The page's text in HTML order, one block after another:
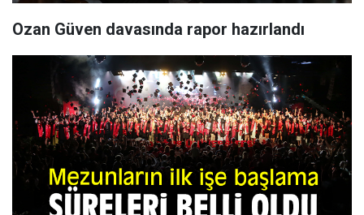
Ozan Güven davasında rapor hazırlandı